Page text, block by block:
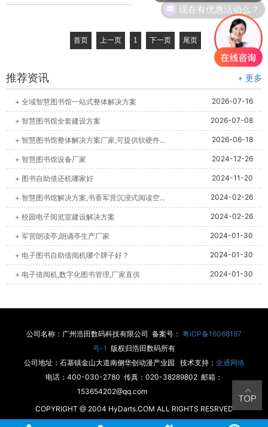
首页 上一页 1 下一页 尾页
推荐资讯 + 更多
+ 全域智慧图书馆一站式整体解决方案 2026-07-16
+ 智慧图书馆全套建设方案 2026-07-08
+ 智慧图书馆整体解决方案厂家,可提供软硬件... 2026-06-18
+ 智慧图书馆设备厂家 2024-12-26
+ 图书自助借还机哪家好 2024-11-20
+ 智慧图书馆解决方案,书香军营沉浸式阅读空... 2024-02-26
+ 校园电子阅览室建设解决方案 2024-02-26
+ 军营朗读亭,朗诵亭生产厂家 2024-01-30
+ 电子图书自助借阅机哪个牌子好？ 2024-01-30
+ 电子借阅机,数字化图书管理,厂家直供 2024-01-30
公司名称：广州浩田数码科技有限公司 备案号： 粤ICP备16068197
号-1 版权归浩田数码所有
公司地址：石基镇金山大道南侧华创动漫产业园 技术支持： 全通网络
电话：400-030-2780 传真：020-38289802 邮箱：
153654202@qq.com
COPYRIGHT @ 2004 HyDarts.COM ALL RIGHTS RESRVED
现在有优惠活动么？